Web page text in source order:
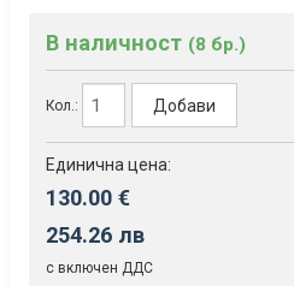
В наличност (8 бр.)
Кол.: Добави
Единична цена:
130.00 €
254.26 лв
с включен ДДС